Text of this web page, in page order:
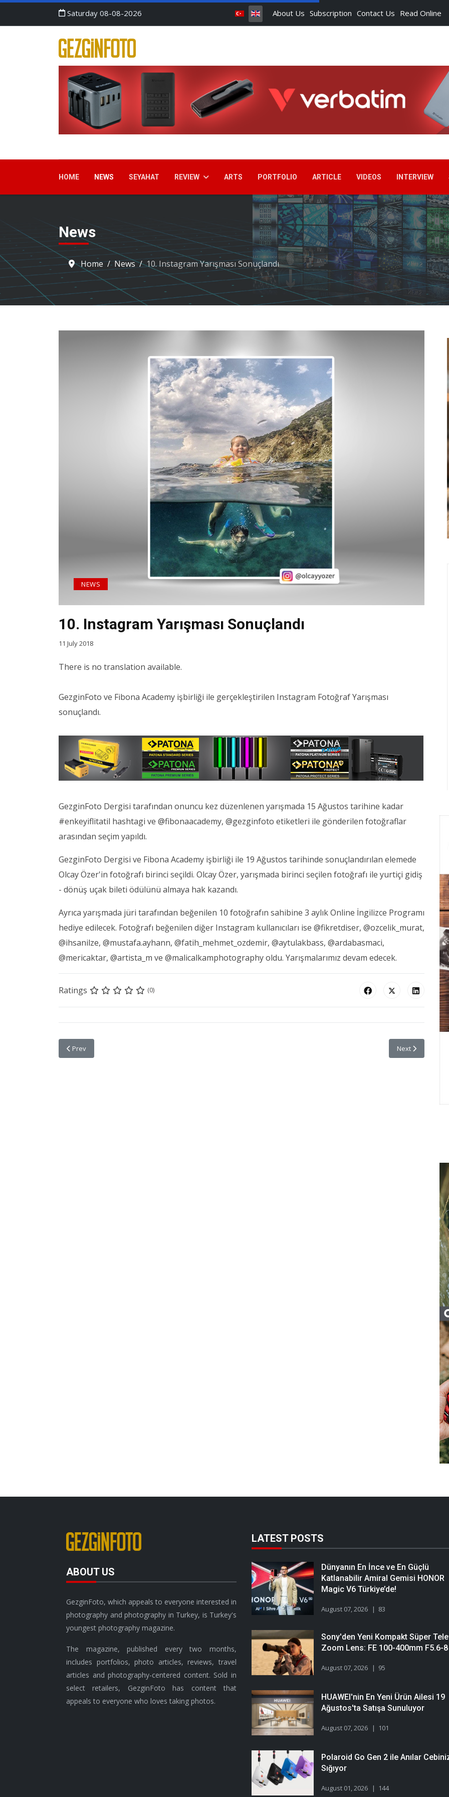
Saturday 08-08-2026 About Us Subscription Contact Us Read Online
HOME NEWS SEYAHAT REVIEW ARTS PORTFOLIO ARTICLE VIDEOS INTERVIEW
News
Home News 10. Instagram Yarışması Sonuçlandı
10. Instagram Yarışması Sonuçlandı
NEWS
11 July 2018
There is no translation available.
GezginFoto ve Fibona Academy işbirliği ile gerçekleştirilen Instagram Fotoğraf Yarışması
sonuçlandı.
GezginFoto Dergisi tarafından onuncu kez düzenlenen yarışmada 15 Ağustos tarihine kadar
#enkeyiflitatil hashtagi ve @fibonaacademy, @gezginfoto etiketleri ile gönderilen fotoğraflar
arasından seçim yapıldı.
GezginFoto Dergisi ve Fibona Academy işbirliği ile 19 Ağustos tarihinde sonuçlandırılan elemede
Olcay Özer'in fotoğrafı birinci seçildi. Olcay Özer, yarışmada birinci seçilen fotoğrafı ile yurtiçi gidiş
- dönüş uçak bileti ödülünü almaya hak kazandı.
Ayrıca yarışmada jüri tarafından beğenilen 10 fotoğrafın sahibine 3 aylık Online İngilizce Programı
hediye edilecek. Fotoğrafı beğenilen diğer Instagram kullanıcıları ise @fikretdiser, @ozcelik_murat,
@ihsanilze, @mustafa.ayhann, @fatih_mehmet_ozdemir, @aytulakbass, @ardabasmaci,
@mericaktar, @artista_m ve @malicalkamphotography oldu. Yarışmalarımız devam edecek.
Ratings (0)
Previous article: Yıldız Yağmuru İçin Fotoğraf Makinelerinizi Hazırlayın
Prev Next article: 10.
Next
ABOUT US
GezginFoto, which appeals to everyone interested in
photography and photography in Turkey, is Turkey's
youngest photography magazine.
The magazine, published every two months,
includes portfolios, photo articles, reviews, travel
articles and photography-centered content. Sold in
select retailers, GezginFoto has content that
appeals to everyone who loves taking photos.
LATEST POSTS
Dünyanın En İnce ve En Güçlü
Katlanabilir Amiral Gemisi HONOR
Magic V6 Türkiye’de!
August 07, 2026 83
Sony'den Yeni Kompakt Süper
Zoom Lens: FE 100-400mm F5.6-8
August 07, 2026 95
HUAWEI'nin En Yeni Ürün Ailesi 19
Ağustos'ta Satışa Sunuluyor
August 07, 2026 101
Polaroid Go Gen 2 ile Anılar
Sığıyor
August 01, 2026 144